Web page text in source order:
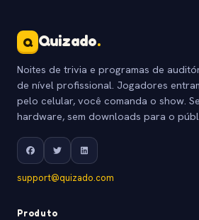
Q Quizado.
Noites de trivia e programas de
de nível profissional. Jogadores
pelo celular, você comanda o show.
hardware, sem downloads para o
support@quizado.com
Produto